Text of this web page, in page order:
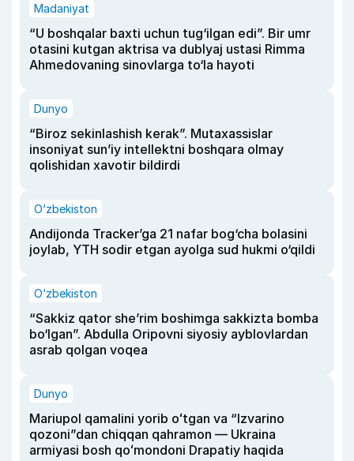
Madaniyat
“U boshqalar baxti uchun tug‘ilgan edi”. Bir umr
otasini kutgan aktrisa va dublyaj ustasi Rimma
Ahmedovaning sinovlarga to‘la hayoti
Dunyo
“Biroz sekinlashish kerak”. Mutaxassislar
insoniyat sun’iy intellektni boshqara olmay
qolishidan xavotir bildirdi
O‘zbekiston
Andijonda Tracker’ga 21 nafar bog‘cha bolasini
joylab, YTH sodir etgan ayolga sud hukmi o‘qildi
O‘zbekiston
“Sakkiz qator she’rim boshimga sakkizta bomba
bo‘lgan”. Abdulla Oripovni siyosiy ayblovlardan
asrab qolgan voqea
Dunyo
Mariupol qamalini yorib oʻtgan va “Izvarino
qozoni”dan chiqqan qahramon — Ukraina
armiyasi bosh qoʻmondoni Drapatiy haqida